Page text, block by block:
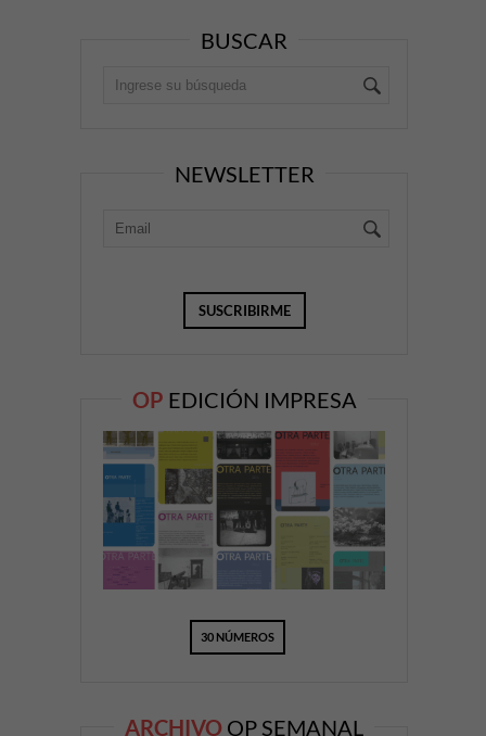
BUSCAR
NEWSLETTER
OP EDICIÓN IMPRESA
30 NÚMEROS
ARCHIVO OP SEMANAL